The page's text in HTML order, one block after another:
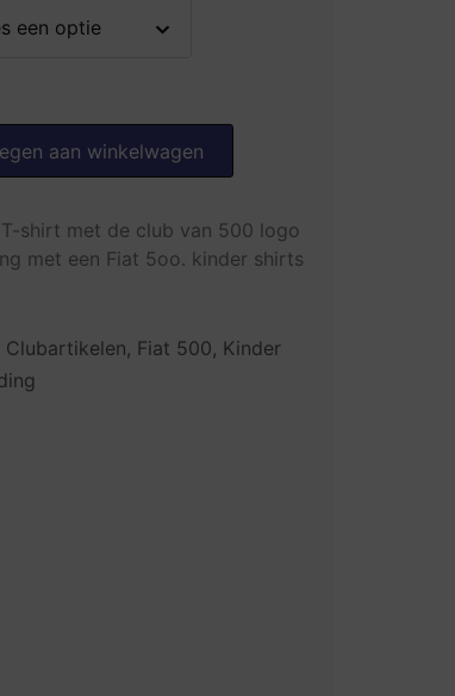
aan winkelwagen
shirt met de club van 500 logo
met een Fiat 5oo. kinder shirts
Clubartikelen, Fiat 500, Kinder